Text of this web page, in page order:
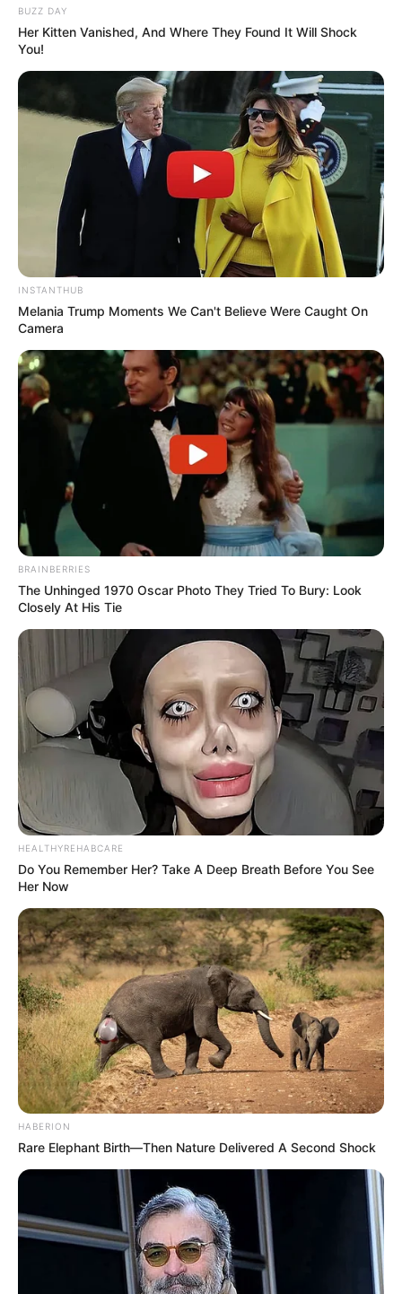
mengembangkan bakatnya di bidang lain. Dengan proses latihan,
ia berhasil gabung dalam grup dibawah naungan agensi YG
BABYMONSTER HARAM SELEBRITI MANCANEGARA
LIHAT ARTIKEL LAINNYA
BUZZ DAY
Her Kitten Vanished, And Where They Found It Will Shock
You!
INSTANTHUB
Melania Trump Moments We Can't Believe Were Caught On
Camera
BRAINBERRIES
The Unhinged 1970 Oscar Photo They Tried To Bury: Look
Closely At His Tie
HEALTHYREHABCARE
Do You Remember Her? Take A Deep Breath Before You See
Her Now
HABERION
Rare Elephant Birth—Then Nature Delivered A Second Shock